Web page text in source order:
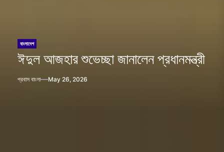
বাংলাদেশ
ঈদুল আজহার শুভেচ্ছা জানালেন প্রধানমন্ত্রী
প্রবাস বাংলা May 26, 2026